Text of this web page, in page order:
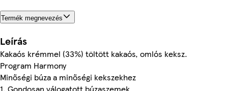
Termék megnevezés
Leírás
Kakaós krémmel (33%) töltött kakaós, omlós keksz.
Program Harmony
Minőségi búza a minőségi kekszekhez
1. Gondosan válogatott búzaszemek